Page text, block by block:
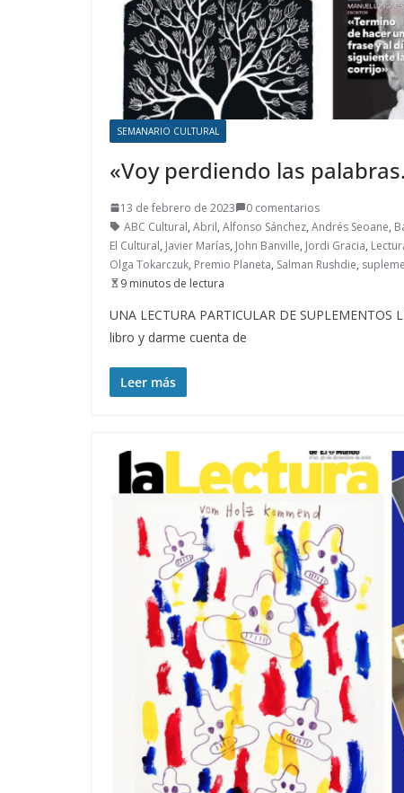
SEMANARIO CULTURAL
«Voy perdiendo las
13 de febrero de 2023
0 comentarios
ABC Cultural, Abril, Alfonso Sánchez, Andrés Seoane,
El Cultural, Javier Marías, John Banville, Jordi Gracia,
Olga Tokarczuk, Premio Planeta, Salman Rushdie,
9 minutos de lectura
UNA LECTURA PARTICULAR DE
libro y darme cuenta de
Leer más